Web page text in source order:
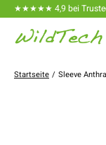
★★★★★ 4,9 bei Trusted
Startseite / Sleeve